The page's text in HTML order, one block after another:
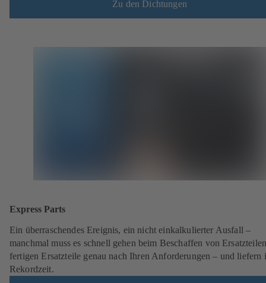
Zu den Dichtungen
Express Parts
Ein überraschendes Ereignis, ein nicht einkalkulierter Ausfall –
manchmal muss es schnell gehen beim Beschaffen von
fertigen Ersatzteile genau nach Ihren Anforderungen – und liefern
Rekordzeit.